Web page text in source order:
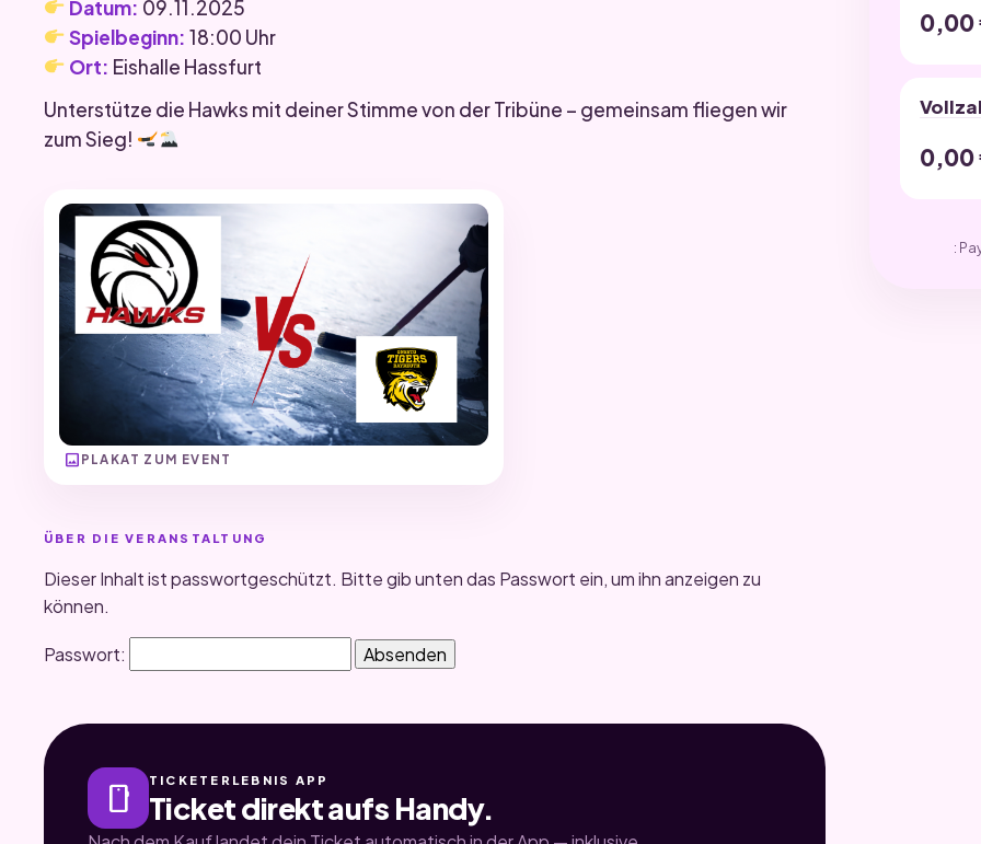
Datum: 09.11.2025
Spielbeginn: 18:00 Uhr
Ort: Eishalle Hassfurt
Unterstütze die Hawks mit deiner Stimme von der Tribüne – gemeinsam fliegen wir
zum Sieg!
image PLAKAT ZUM EVENT
ÜBER DIE VERANSTALTUNG
Dieser Inhalt ist passwortgeschützt. Bitte gib unten das Passwort ein, um ihn anzeigen zu
können.
Passwort:
smartphone TICKETERLEBNIS APP
Ticket direkt aufs Handy.
0,00
0,00
: